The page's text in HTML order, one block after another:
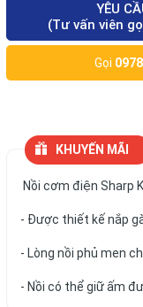
YÊU
(Tư vấn viên
Gọi
KHUYẾN MÃI
Nồi cơm điện Sharp
- Được thiết kế nắp
- Lòng nồi phủ men
- Nồi có thể giữ ấm